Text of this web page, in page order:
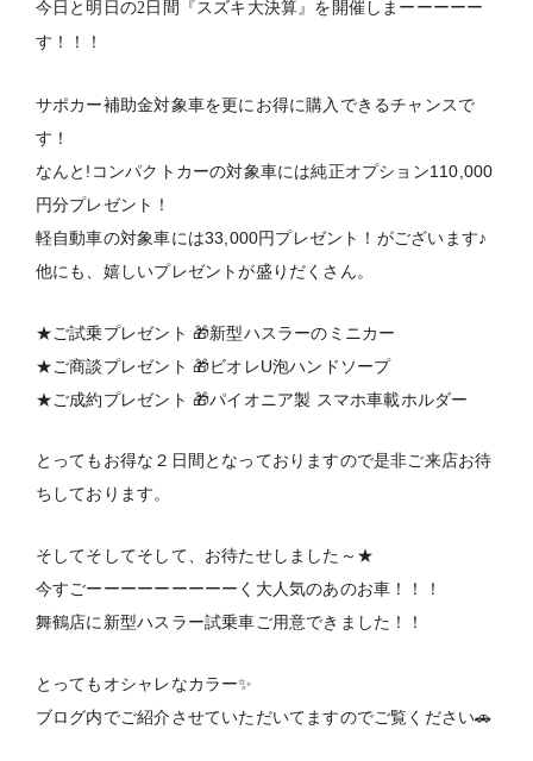
今日と明日の2日間『スズキ大決算』を開催しまーーーーー
す！！！
サポカー補助金対象車を更にお得に購入できるチャンスで
す！
なんと!コンパクトカーの対象車には純正オプション110,000
円分プレゼント！
軽自動車の対象車には33,000円プレゼント！がございます♪
他にも、嬉しいプレゼントが盛りだくさん。
★ご試乗プレゼント 🎁新型ハスラーのミニカー
★ご商談プレゼント 🎁ビオレU泡ハンドソープ
★ご成約プレゼント 🎁パイオニア製 スマホ車載ホルダー
とってもお得な２日間となっておりますので是非ご来店お待
ちしております。
そしてそしてそして、お待たせしました～★
今すごーーーーーーーーーく大人気のあのお車！！！
舞鶴店に新型ハスラー試乗車ご用意できました！！
とってもオシャレなカラー✨
ブログ内でご紹介させていただいてますのでご覧ください🚗